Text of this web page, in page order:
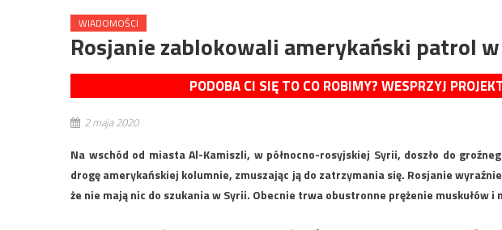
WIADOMOŚCI
Rosjanie zablokowali amerykański patrol
PODOBA CI SIĘ TO CO ROBIMY? WESPRZYJ
2 maja 2020
Na wschód od miasta Al-Kamiszli, w północno-rosyjskiej Syrii, doszło do
drogę amerykańskiej kolumnie, zmuszając ją do zatrzymania się. Rosjanie
że nie mają nic do szukania w Syrii. Obecnie trwa obustronne prężenie muskułów i